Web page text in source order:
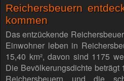
Reichersbeuern
kommen
Das entzückende
Einwohner leben in
15,40 km², davon sind 1175
Die Bevölkerungsdichte beträgt